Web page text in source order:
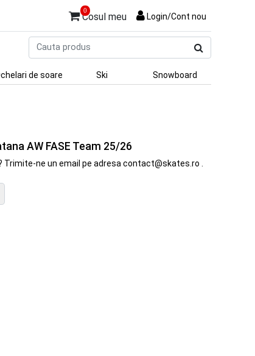
0
Cosul meu Login/Cont nou
produs
de soare Ski Snowboard
AW FASE Team 25/26
Trimite-ne un email pe adresa contact@skates.ro .